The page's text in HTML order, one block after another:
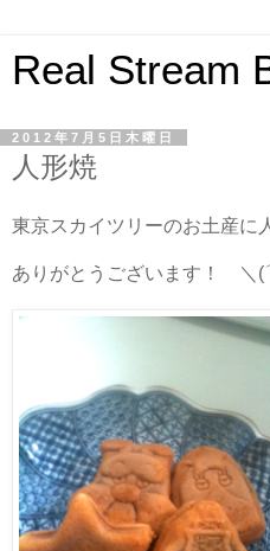
Real Stream
2012年7月5日木曜日
人形焼
東京スカイツリーのお土産に
ありがとうございます！ ＼